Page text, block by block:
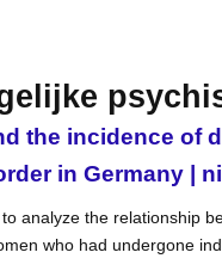
the incidence of
in Germany |
analyze the relationship
who had undergone